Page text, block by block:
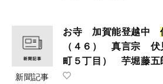
新聞記事
お寺 加賀能登越中
（４６） 真言宗 伏
町５丁目） 芋堀藤五